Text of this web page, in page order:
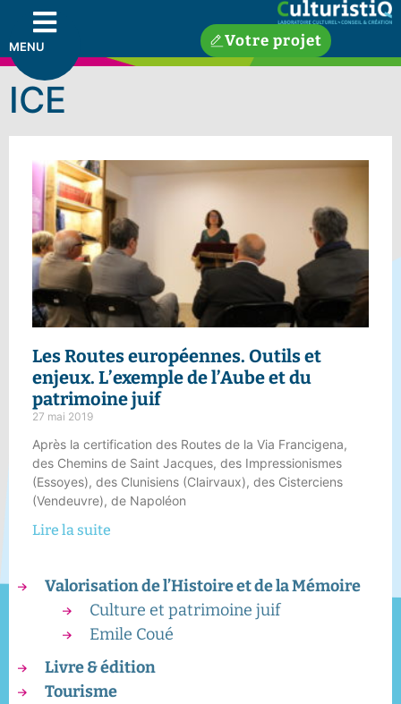
MENU Votre projet
ICE
Les Routes européennes. Outils et
enjeux. L’exemple de l’Aube et du
patrimoine juif
27 mai 2019
Après la certification des Routes de la Via Francigena,
des Chemins de Saint Jacques, des Impressionismes
(Essoyes), des Clunisiens (Clairvaux), des Cisterciens
(Vendeuvre), de Napoléon
Lire la suite
Valorisation de l’Histoire et de la Mémoire
Culture et patrimoine juif
Emile Coué
Livre & édition
Tourisme